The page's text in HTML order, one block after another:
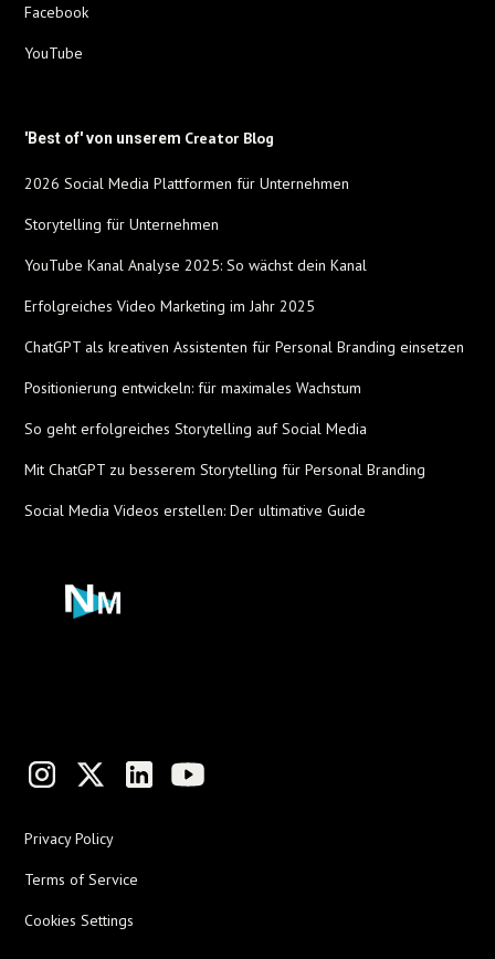
Facebook
YouTube
'Best of' von unserem Creator Blog
2026 Social Media Plattformen für Unternehmen
Storytelling für Unternehmen
YouTube Kanal Analyse 2025: So wächst dein Kanal
Erfolgreiches Video Marketing im Jahr 2025
ChatGPT als kreativen Assistenten für Personal Branding einsetzen
Positionierung entwickeln: für maximales Wachstum
So geht erfolgreiches Storytelling auf Social Media
Mit ChatGPT zu besserem Storytelling für Personal Branding
Social Media Videos erstellen: Der ultimative Guide
Privacy Policy
Terms of Service
Cookies Settings